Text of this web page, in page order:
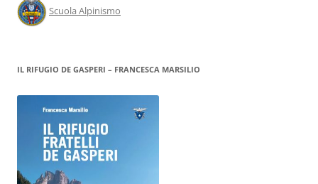
Scuola Alpinismo
IL RIFUGIO DE GASPERI – FRANCESCA MARSILIO